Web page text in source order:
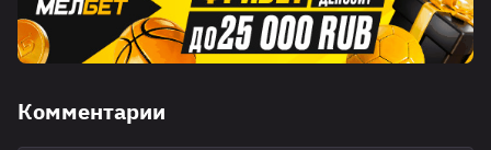
Комментарии